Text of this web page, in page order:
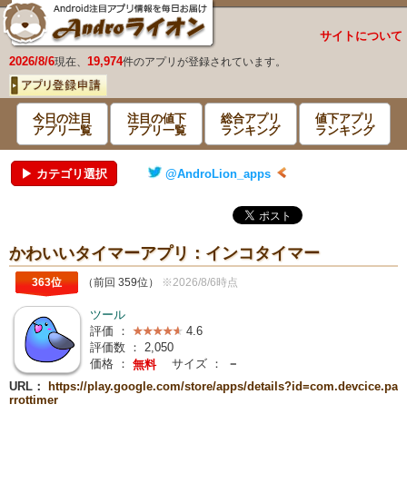
サイトについて
2026/8/6現在、 19,974件のアプリが登録されています。
今日の注目
アプリ一覧
注目の値下
アプリ一覧
総合アプリ
ランキング
値下アプリ
ランキング
▶ カテゴリ選択 @AndroLion_apps
かわいいタイマーアプリ：インコタイマー
363位 （前回 359位） ※2026/8/6時点
ツール
評価 ：
4.6
評価数 ： 2,050
価格 ： 無料 サイズ ：
－
URL：
https://play.google.com/store/apps/details?id=com.devcice.pa
rrottimer